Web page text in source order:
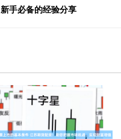
手必备的经验分享